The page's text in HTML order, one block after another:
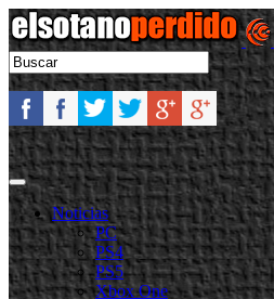
Noticias
PC
PS4
PS5
Xbox One